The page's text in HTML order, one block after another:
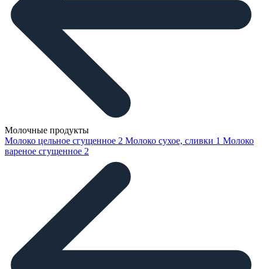
Молочные продукты
Молоко цельное сгущенное 2 Молоко сухое, сливки 1 Молоко
вареное сгущенное 2